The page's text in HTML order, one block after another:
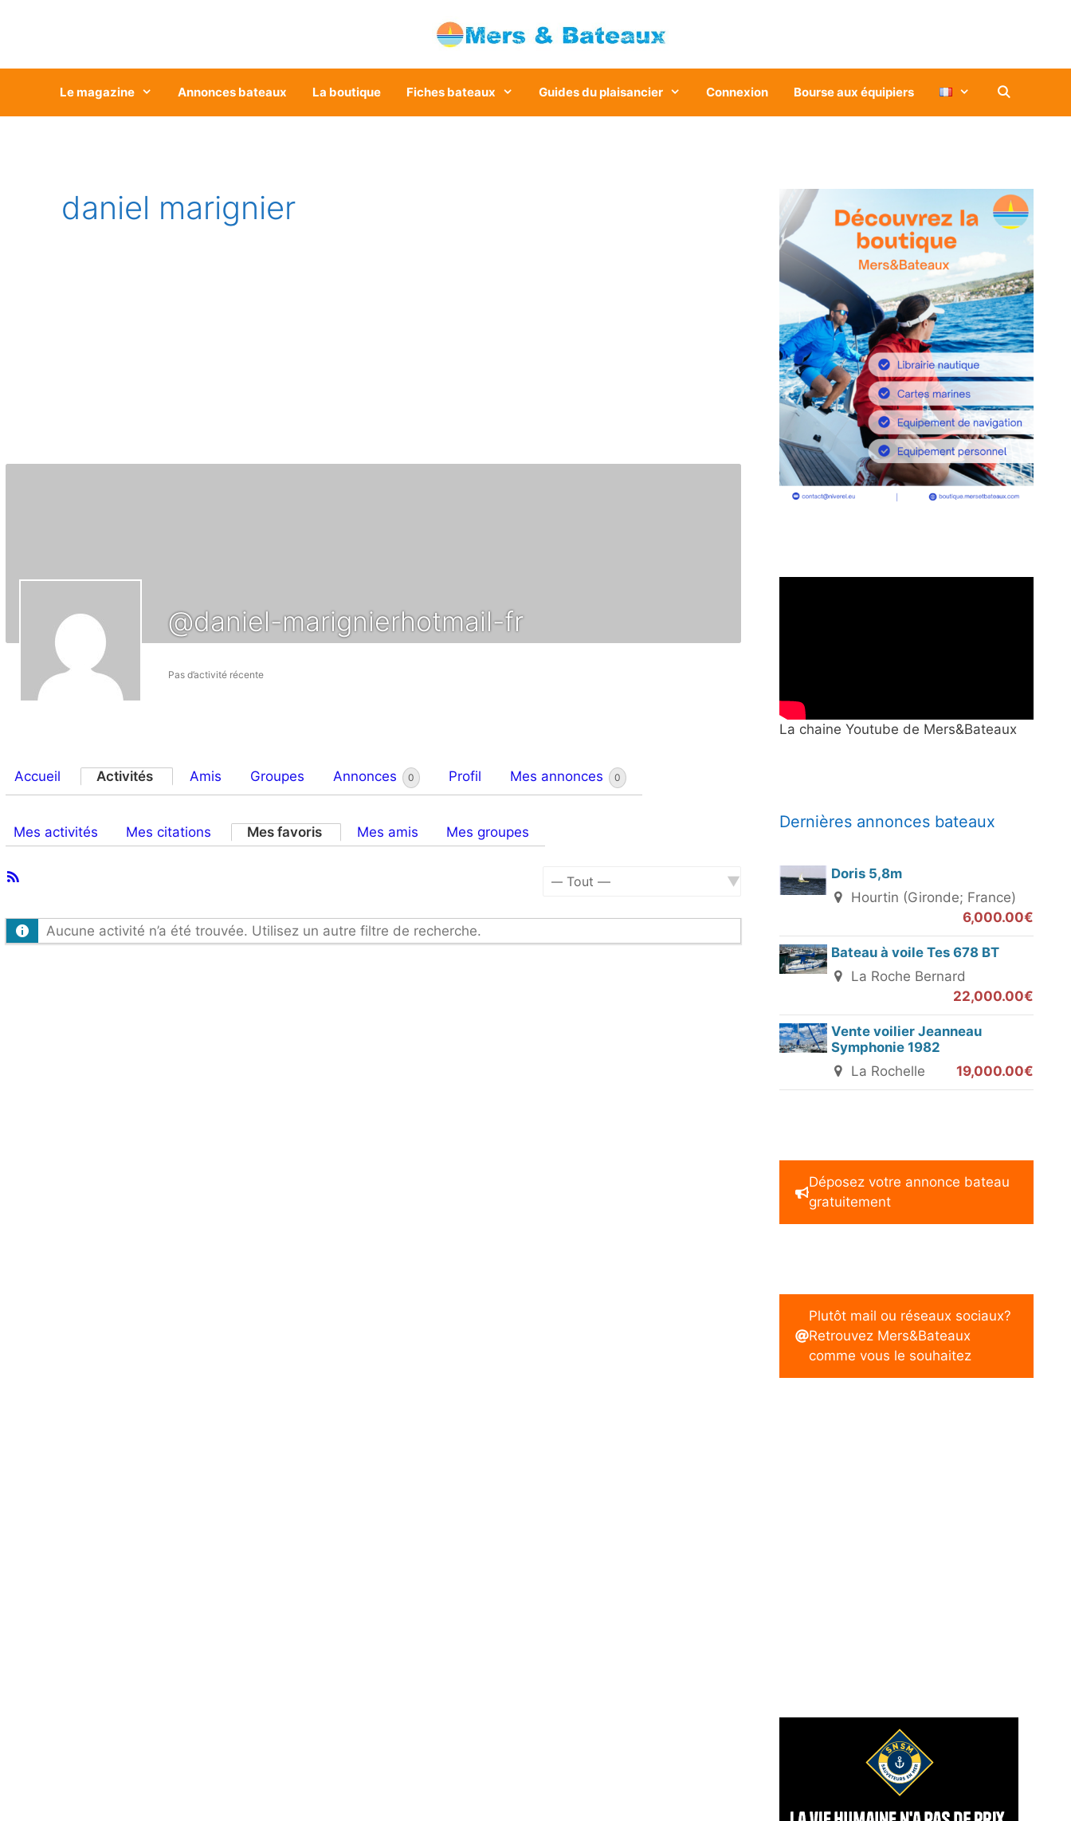
Le magazine Annonces bateaux La boutique Fiches bateaux Guides du plaisancier Connexion Bourse aux équipiers
daniel marignier
@daniel-marignierhotmail-fr
Pas d’activité récente
Accueil Activités Amis Groupes Annonces 0 Profil Mes annonces 0
Mes activités Mes citations Mes favoris Mes amis Mes groupes
du
par
Aucune activité n’a été trouvée. Utilisez un autre filtre de recherche.
La chaine Youtube de Mers&Bateaux
Dernières annonces bateaux
Doris 5,8m
Hourtin (Gironde; France)
6,000.00€
Bateau à voile Tes 678 BT
La Roche Bernard
22,000.00€
Vente voilier Jeanneau
Symphonie 1982
La Rochelle
19,000.00€
Déposez votre annonce bateau
gratuitement
Plutôt mail ou réseaux sociaux?
Retrouvez Mers&Bateaux
comme vous le souhaitez